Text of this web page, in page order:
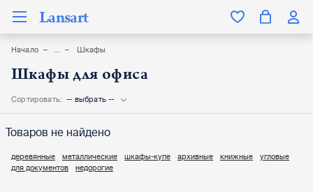
Lansart
Начало Шкафы
Шкафы для офиса
Сортировать: -- выбрать --
Товаров не найдено
деревянные металлические шкафы-купе архивные книжные
угловые
для документов
недорогие